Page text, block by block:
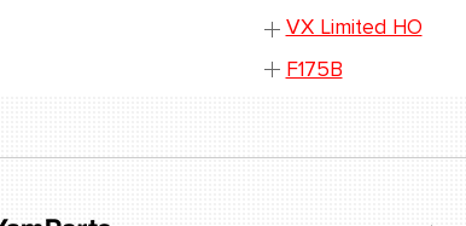
VX Limited HO
F175B